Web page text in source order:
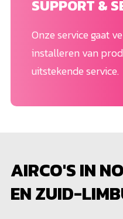
SUPPORT &
Onze service gaat
installeren van
uitstekende service.
AIRCO'S IN
EN ZUID-